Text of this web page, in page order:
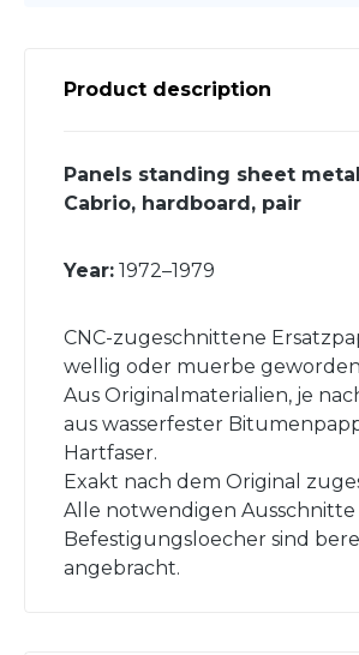
Product description
Panels standing sheet
Cabrio, hardboard, pair
Year: 1972–1979
CNC-zugeschnittene
wellig oder muerbe
Aus Originalmaterialien, je
aus wasserfester
Hartfaser.
Exakt nach dem Original
Alle notwendigen
Befestigungsloecher sind
angebracht.